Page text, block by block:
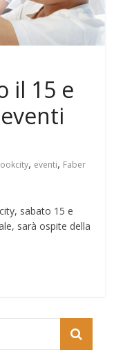
il 15 e
, eventi, Faber
sabato 15 e
sarà ospite della